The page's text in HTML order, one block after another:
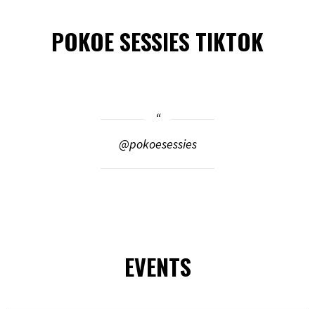
POKOE SESSIES TIKTOK
@pokoesessies
EVENTS